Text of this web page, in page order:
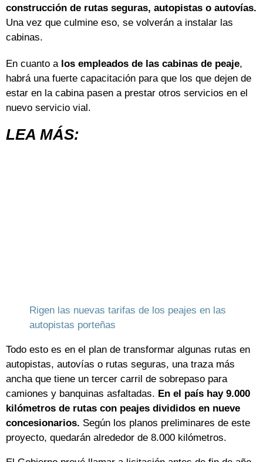
construcción de rutas seguras, autopistas o autovías.
Una vez que culmine eso, se volverán a instalar las
cabinas.
En cuanto a los empleados de las cabinas de peaje,
habrá una fuerte capacitación para que los que dejen de
estar en la cabina pasen a prestar otros servicios en el
nuevo servicio vial.
LEA MÁS:
Rigen las nuevas tarifas de los peajes en las
autopistas porteñas
Todo esto es en el plan de transformar algunas rutas en
autopistas, autovías o rutas seguras, una traza más
ancha que tiene un tercer carril de sobrepaso para
camiones y banquinas asfaltadas. En el país hay 9.000
kilómetros de rutas con peajes divididos en nueve
concesionarios. Según los planos preliminares de este
proyecto, quedarán alrededor de 8.000 kilómetros.